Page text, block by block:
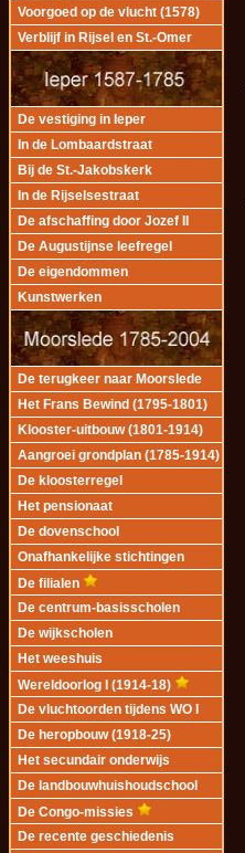
Voorgoed op de vlucht (1578)
Verblijf in Rijsel en St.-Omer
De vestiging in Ieper
In de Lombaardstraat
Bij de St.-Jakobskerk
In de Rijselsestraat
De afschaffing door Jozef II
De Augustijnse leefregel
De eigendommen
Kunstwerken
De terugkeer naar Moorslede
Het Frans Bewind (1795-1801)
Klooster-uitbouw (1801-1914)
Aangroei grondplan (1785-1914)
De kloosterregel
Het pensionaat
De dovenschool
Onafhankelijke stichtingen
De filialen
De centrum-basisscholen
De wijkscholen
Het weeshuis
Wereldoorlog I (1914-18)
De vluchtoorden tijdens WO I
De heropbouw (1918-25)
Het secundair onderwijs
De landbouwhuishoudschool
De Congo-missies
De recente geschiedenis